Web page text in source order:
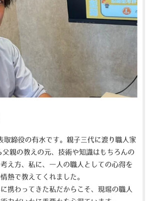
取締役の有水です。親子三代に渡り職人家
親の教えの元、技術や知識はもちろんの
え方、私に、一人の職人としての心得を
熱で教えてくれました。
携わってきた私だからこそ、現場の職人